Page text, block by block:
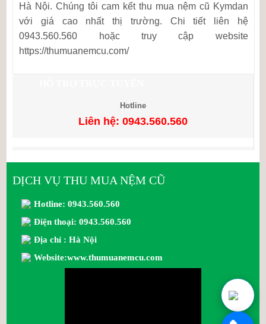
Hà Nội. Chúng tôi cam kết thu mua nệm cũ Kymdan
với giá cao nhất thị trường. Chi tiết liên hệ
0943.560.560 hoặc truy cập website
https://thumuanemcu.com/
Hotline
Liên hệ: 0943.560.560
DỊCH VỤ THU MUA NỆM CŨ
Hotline: 0943.560.560
Điện thoại: 0943.560.560
Địa chỉ : Hà Nội
Website:www.thumuanemcu.com